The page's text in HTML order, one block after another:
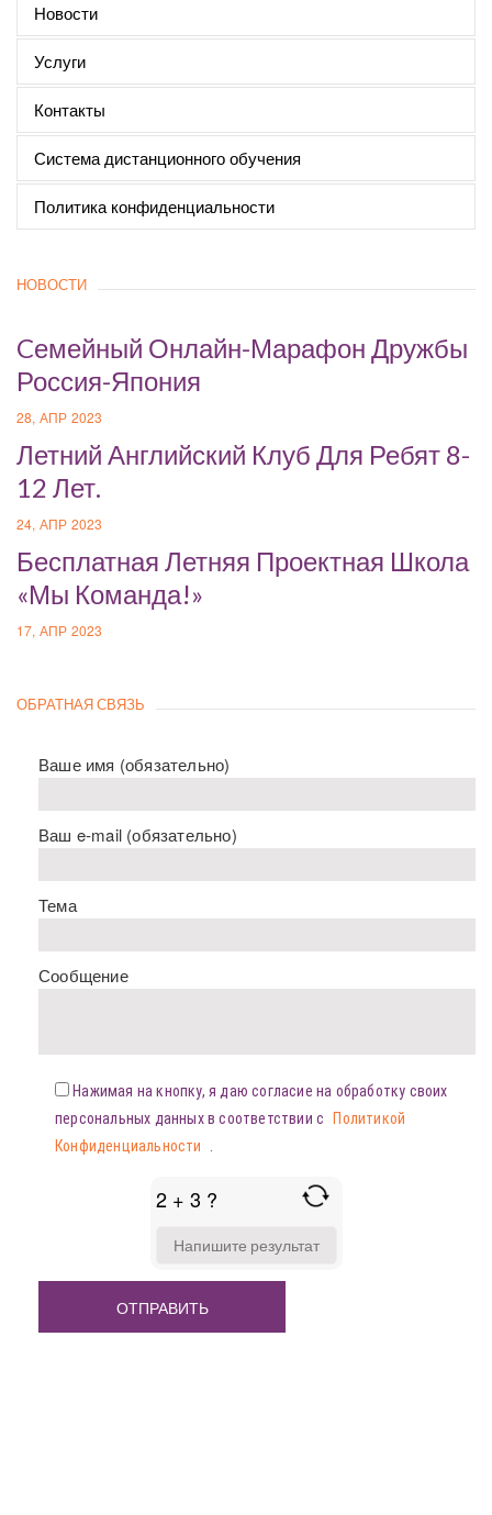
Новости
Услуги
Контакты
Система дистанционного обучения
Политика конфиденциальности
НОВОСТИ
Cемейный Онлайн-Марафон Дружбы
Россия-Япония
28, АПР 2023
Летний Английский Клуб Для Ребят 8-
12 Лет.
24, АПР 2023
Бесплатная Летняя Проектная Школа
«Мы Команда!»
17, АПР 2023
ОБРАТНАЯ СВЯЗЬ
Ваше имя (обязательно)
Ваш e-mail (обязательно)
Тема
Сообщение
Нажимая на кнопку, я даю согласие на обработку своих
персональных данных в соответствии с
Политикой
Конфиденциальности
2 + 3 ?
FOR
+